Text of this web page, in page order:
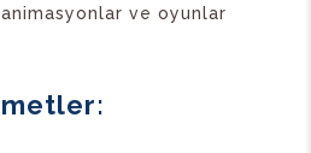
ve oyunlar
: